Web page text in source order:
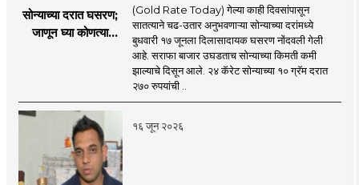
सोन्याच्या दरात घसरण;
जाणून घ्या कोणत्या
(Gold Rate Today) गेल्या काही दिवसांपासून
सातत्याने चढ-उतार अनुभवणाऱ्या सोन्याच्या दरांमध्ये
बुधवारी १७ जूनला दिलासादायक घसरण नोंदवली गेली
आहे. सराफा बाजार उघडताच सोन्याच्या किमती कमी
झाल्याचे दिसून आले. २४ कॅरेट सोन्याच्या १० ग्रॅम दरात
२७० रुपयांची ..
१६ जून २०२६